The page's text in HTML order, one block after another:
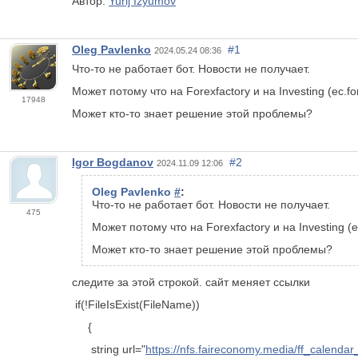
17948
Oleg Pavlenko 2024.05.24 08:36
#1
Что-то не работает бот. Новости не получает.
Может потому что на Forexfactory и на Investing
Может кто-то знает решение этой проблемы?
475
Igor Bogdanov 2024.11.09 12:06 #2
Oleg Pavlenko #:
Что-то не работает бот. Новости не получает.
Может потому что на Forexfactory и на Investing
Может кто-то знает решение этой проблемы?
следите за этой строкой. сайт меняет ссылки
if(!FileIsExist(FileName))
{
string url="https://nfs.faireconomy.media/